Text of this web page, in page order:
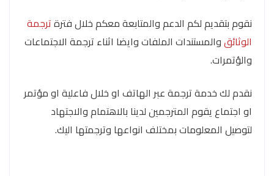
نقوم بتقديم لكم الدعم والمتابعة معكم خلال فترةترجمة
الوثائقوالمستندات الملفات وايضا اثناء ترجمة الاجتماعات
والؤتمرات.
نقدم لك خدمة ترجمة عبر الهاتف او خلال فاعلية او مؤتمر
او اجتماع يقوم المترجمين لدينا بالاهتمام والاجتهاد
لتوصيل المعلومات بمختلف انواعها وترجمتها اليك.